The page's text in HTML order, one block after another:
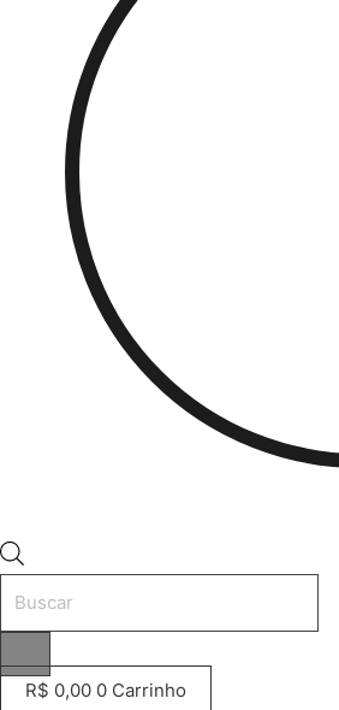
produtos
R$ 0,00 0 Carrinho